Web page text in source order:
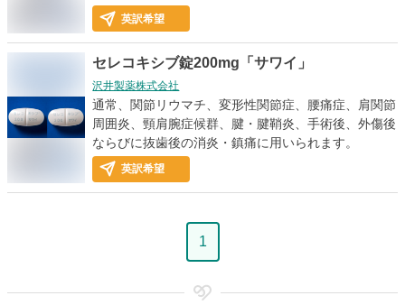
件
英訳希望
セレコキシブ錠200mg「サワイ」
沢井製薬株式会社
通常、関節リウマチ、変形性関節症、腰痛症、肩関節
周囲炎、頸肩腕症候群、腱・腱鞘炎、手術後、外傷後
ならびに抜歯後の消炎・鎮痛に用いられます。
英訳希望
ペ
1